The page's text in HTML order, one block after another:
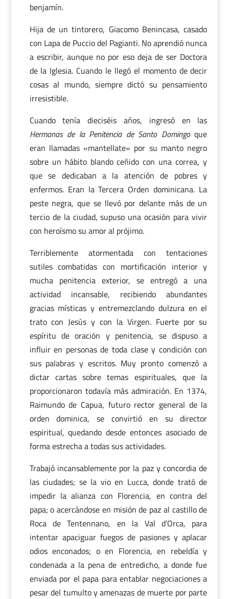
benjamín.
Hija de un tintorero, Giacomo Benincasa, casado
con Lapa de Puccio del Pagianti. No aprendió nunca
a escribir, aunque no por eso deja de ser Doctora
de la Iglesia. Cuando le llegó el momento de decir
cosas al mundo, siempre dictó su pensamiento
irresistible.
Cuando tenía dieciséis años, ingresó en las
Hermanas de la Penitencia de Santo Domingoque
eran llamadas «mantellate» por su manto negro
sobre un hábito blando ceñido con una correa, y
que se dedicaban a la atención de pobres y
enfermos. Eran la Tercera Orden dominicana. La
peste negra, que se llevó por delante más de un
tercio de la ciudad, supuso una ocasión para vivir
con heroísmo su amor al prójimo.
Terriblemente atormentada con tentaciones
sutiles combatidas con mortificación interior y
mucha penitencia exterior, se entregó a una
actividad incansable, recibiendo abundantes
gracias místicas y entremezclando dulzura en el
trato con Jesús y con la Virgen. Fuerte por su
espíritu de oración y penitencia, se dispuso a
influir en personas de toda clase y condición con
sus palabras y escritos. Muy pronto comenzó a
dictar cartas sobre temas espirituales, que la
proporcionaron todavía más admiración. En 1374,
Raimundo de Capua, futuro rector general de la
orden dominica, se convirtió en su director
espiritual, quedando desde entonces asociado de
forma estrecha a todas sus actividades.
Trabajó incansablemente por la paz y concordia de
las ciudades; se la vio en Lucca, donde trató de
impedir la alianza con Florencia, en contra del
papa; o acercándose en misión de paz al castillo de
Roca de Tentennano, en la Val d’Orca, para
intentar apaciguar fuegos de pasiones y aplacar
odios enconados; o en Florencia, en rebeldía y
condenada a la pena de entredicho, a donde fue
enviada por el papa para entablar negociaciones a
pesar del tumulto y amenazas de muerte por parte